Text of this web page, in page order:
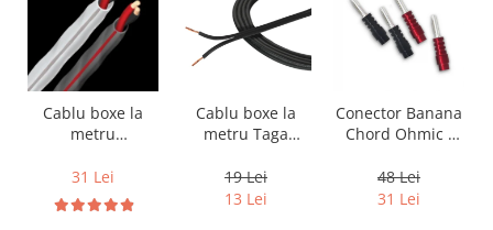
Cablu boxe la
metru
DB 16/2,
conductor cupru
LGC
31 Lei
Cablu boxe la
metru Taga
14B, 2 x 2mm
19 Lei
13 Lei
Conector Banana
Chord Ohmic -
48 Lei
31 Lei